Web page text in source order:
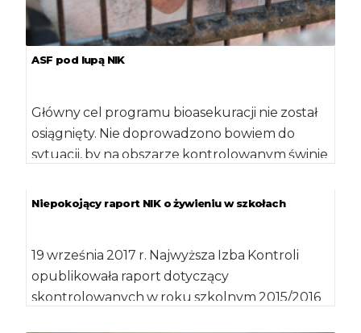
ASF pod lupą NIK
Główny cel programu bioasekuracji nie został
osiągnięty. Nie doprowadzono bowiem do
sytuacji, by na obszarze kontrolowanym świnie
Niepokojący raport NIK o żywieniu w szkołach
19 września 2017 r. Najwyższa Izba Kontroli
opublikowała raport dotyczący
skontrolowanych w roku szkolnym 2015/2016